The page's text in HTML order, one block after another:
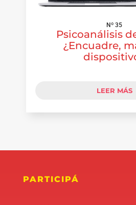
Nº 35
Psicoanálisis
¿Encuadre,
LEER MÁS
PARTICIPÁ